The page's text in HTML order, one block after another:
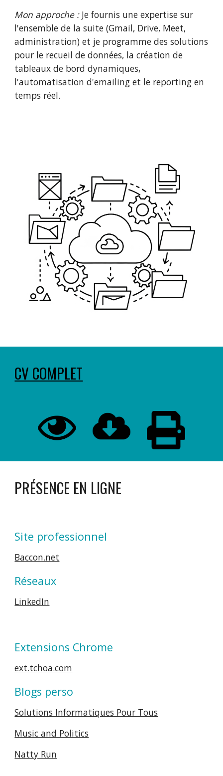
Mon approche :Je fournis une expertise sur
l'ensemble de la suite (Gmail, Drive, Meet,
administration) et je programme des solutions
pour le recueil de données, la création de
tableaux de bord dynamiques,
l'automatisation d'emailing et le reporting en
temps réel.
CV COMPLET
PRÉSENCE EN LIGNE
Site professionnel
Baccon.net
Réseaux
LinkedIn
Extensions Chrome
ext.tchoa.com
Blogs perso
Solutions Informatiques Pour Tous
Music and Politics
Natty Run